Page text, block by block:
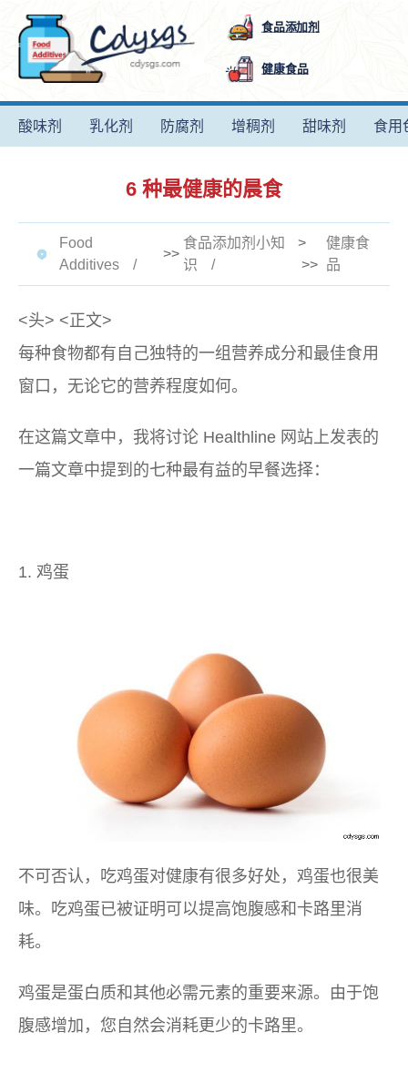
食品添加剂
健康食品
酸味剂 乳化剂 防腐剂 增稠剂 甜味剂 食用
6 种最健康的晨食
Food
Additives
>>
食品添加剂小知
识
>
>>
健康食
品
<头> <正文>
每种食物都有自己独特的一组营养成分和最佳食用
窗口，无论它的营养程度如何。
在这篇文章中，我将讨论 Healthline 网站上发表的
一篇文章中提到的七种最有益的早餐选择：
1. 鸡蛋
不可否认，吃鸡蛋对健康有很多好处，鸡蛋也很美
味。吃鸡蛋已被证明可以提高饱腹感和卡路里消
耗。
鸡蛋是蛋白质和其他必需元素的重要来源。由于饱
腹感增加，您自然会消耗更少的卡路里。